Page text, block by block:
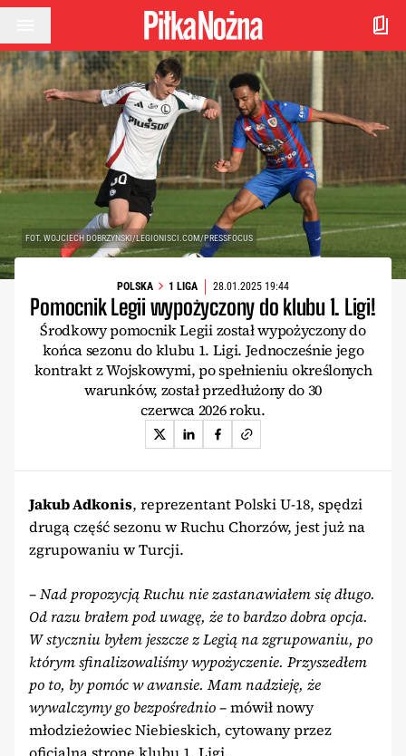
Przejdź do treści
FOT. WOJCIECH DOBRZYNSKI/LEGIONISCI.COM/PRESSFOCUS
POLSKA 1 LIGA 28.01.2025 19:44
Pomocnik Legii wypożyczony do klubu 1. Ligi!
Środkowy pomocnik Legii został wypożyczony do
końca sezonu do klubu 1. Ligi. Jednocześnie jego
kontrakt z Wojskowymi, po spełnieniu określonych
warunków, został przedłużony do 30
czerwca 2026 roku.
Jakub Adkonis, reprezentant Polski U-18, spędzi
drugą część sezonu w Ruchu Chorzów, jest już na
zgrupowaniu w Turcji.
– Nad propozycją Ruchu nie zastanawiałem się długo.
Od razu brałem pod uwagę, że to bardzo dobra opcja.
W styczniu byłem jeszcze z Legią na zgrupowaniu, po
którym sfinalizowaliśmy wypożyczenie. Przyszedłem
po to, by pomóc w awansie. Mam nadzieję, że
wywalczymy go bezpośrednio– mówił nowy
młodzieżowiec Niebieskich, cytowany przez
oficjalną stronę klubu 1. Ligi.